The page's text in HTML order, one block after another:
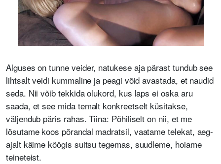
Alguses on tunne veider, natukese aja pärast tundub see
lihtsalt veidi kummaline ja peagi võid avastada, et naudid
seda. Nii võib tekkida olukord, kus laps ei oska aru
saada, et see mida temalt konkreetselt küsitakse,
väljendub päris rahas. Tiina: Põhiliselt on nii, et me
lösutame koos põrandal madratsil, vaatame telekat, aeg-
ajalt käime köögis suitsu tegemas, suudleme, hoiame
teineteist.